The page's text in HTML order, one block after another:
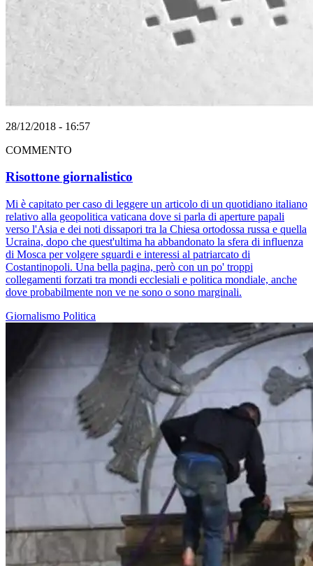
28/12/2018 - 16:57
COMMENTO
Risottone giornalistico
Mi è capitato per caso di leggere un articolo di un quotidiano italiano
relativo alla geopolitica vaticana dove si parla di aperture papali
verso l'Asia e dei noti dissapori tra la Chiesa ortodossa russa e quella
Ucraina, dopo che quest'ultima ha abbandonato la sfera di influenza
di Mosca per volgere sguardi e interessi al patriarcato di
Costantinopoli. Una bella pagina, però con un po' troppi
collegamenti forzati tra mondi ecclesiali e politica mondiale, anche
dove probabilmente non ve ne sono o sono marginali.
Giornalismo Politica